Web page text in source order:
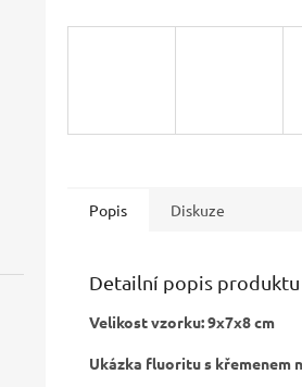
Popis Diskuze
Detailní popis produktu
Velikost vzorku: 9x7x8 cm
Ukázka fluoritu s křemenem